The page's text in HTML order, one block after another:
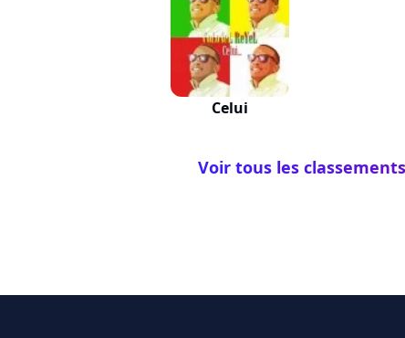
Celui
Voir tous les